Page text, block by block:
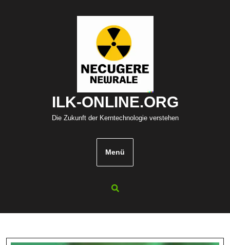
ILK-ONLINE.ORG
Die Zukunft der Kerntechnologie verstehen
Menü